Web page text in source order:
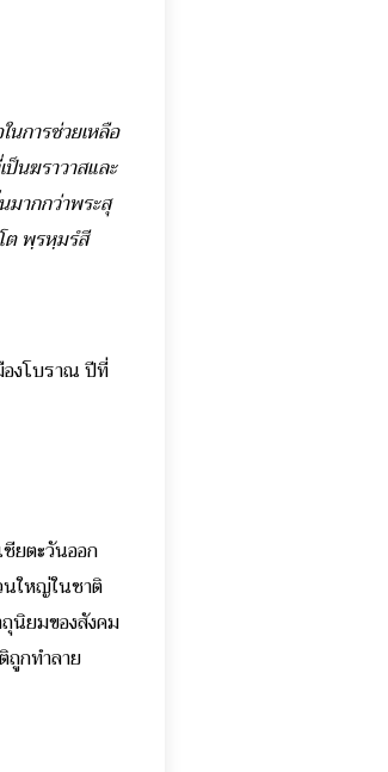
นการช่วยเหลือ
ป็นฆราวาสและ
มากกว่าพระสุ
ต พฺรหฺมรํสี
องโบราณ ปีที่
ยตะวันออก
นใหญ่ในชาติ
นิยมของสังคม
ถูกทำลาย